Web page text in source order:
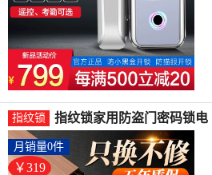
指纹锁
指纹锁家用防盗门密码锁电
子锁智能门锁指纹解锁大门
锁-指纹锁(沐普旗舰店仅售
319.2元)
￥319
月销量0件